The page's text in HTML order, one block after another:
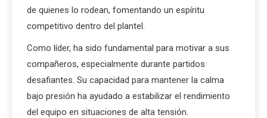
de quienes lo rodean, fomentando un espíritu
competitivo dentro del plantel.
Como líder, ha sido fundamental para motivar a sus
compañeros, especialmente durante partidos
desafiantes. Su capacidad para mantener la calma
bajo presión ha ayudado a estabilizar el rendimiento
del equipo en situaciones de alta tensión.